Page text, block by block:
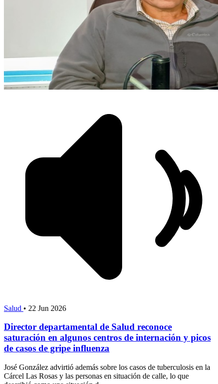
Salud • 22 Jun 2026
Director departamental de Salud reconoce
saturación en algunos centros de internación y picos
de casos de gripe influenza
José González advirtió además sobre los casos de tuberculosis en la
Cárcel Las Rosas y las personas en situación de calle, lo que